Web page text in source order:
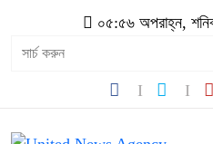
০৫:৫৬ অপরাহ্ন,